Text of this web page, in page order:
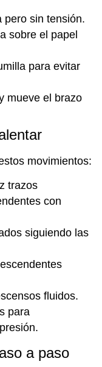
pero sin tensión.
sobre el papel
para evitar
mueve el brazo
movimientos:
trazos
con
siguiendo las
fluidos.
para
a paso